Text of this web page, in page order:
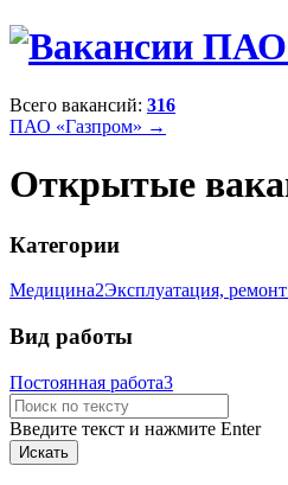
Всего вакансий: 316
ПАО «Газпром» →
Открытые
Категории
Медицина2Эксплуатация, ремонт
Вид работы
Постоянная работа3
Введите текст и нажмите Enter